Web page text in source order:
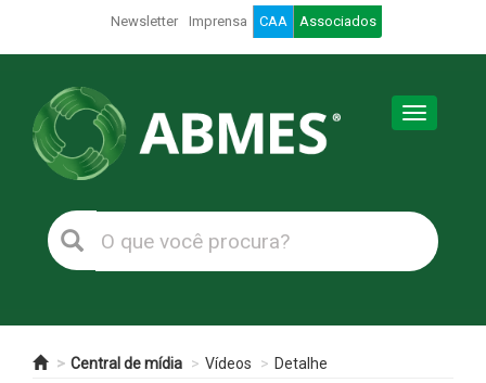
Newsletter Imprensa CAA Associados
Toggle
Central de mídia Vídeos Detalhe